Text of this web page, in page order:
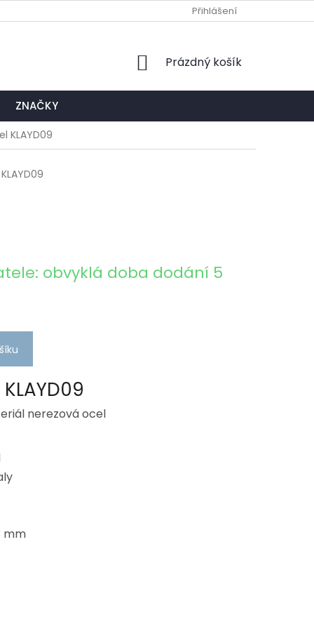
EXPEDIČNÍ A KONTAKTNÍ MÍSTO
Přihlášení
NÁKUPNÍ
Prázdný košík
ZNAČKY
KLAYD09
KLAYD09
obvyklá doba dodání 5
KLAYD09
nerezová ocel
mm